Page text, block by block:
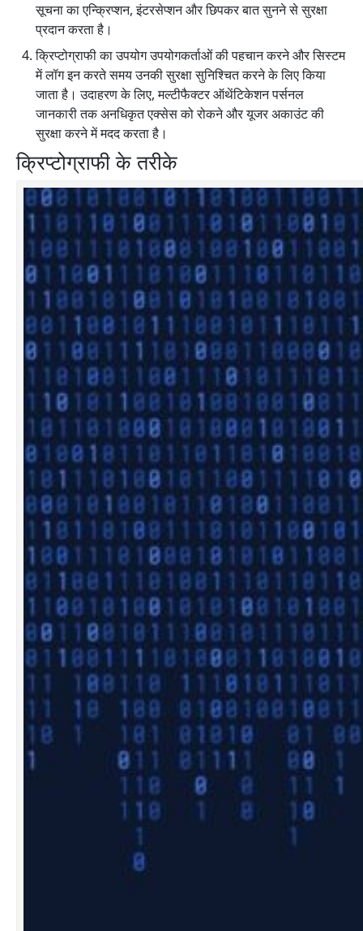
सूचना का एन्क्रिप्शन, इंटरसेप्शन और छिपकर बात सुनने से सुरक्षा
प्रदान करता है।
क्रिप्टोग्राफी का उपयोग उपयोगकर्ताओं की पहचान करने और सिस्टम
में लॉग इन करते समय उनकी सुरक्षा सुनिश्चित करने के लिए किया
जाता है। उदाहरण के लिए, मल्टीफैक्टर ऑथेंटिकेशन पर्सनल
जानकारी तक अनधिकृत एक्सेस को रोकने और यूजर अकाउंट की
सुरक्षा करने में मदद करता है।
क्रिप्टोग्राफी के तरीके